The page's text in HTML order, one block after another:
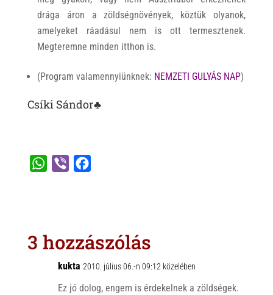
drága áron a zöldségnövények, köztük olyanok,
amelyeket ráadásul nem is ott termesztenek.
Megteremne minden itthon is.
(Program valamennyiünknek: NEMZETI GULYÁS NAP)
Csíki Sándor♣
A
o
o
k
3 hozzászólás
kukta 2010. július 06.-n 09:12 közelében
Ez jó dolog, engem is érdekelnek a zöldségek.